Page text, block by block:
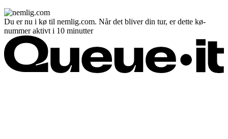
Du er nu i kø til nemlig.com. Når det bliver din tur, er dette kø-
nummer aktivt i 10 minutter